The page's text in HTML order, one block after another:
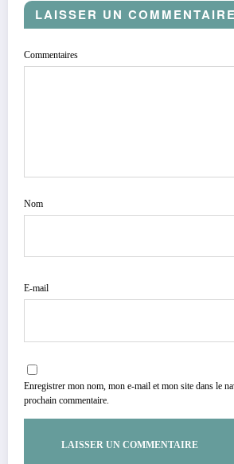
LAISSER UN COMMENTAIRE
Commentaires
Nom
E-mail
Enregistrer mon nom, mon e-mail et mon site dans le
prochain commentaire.